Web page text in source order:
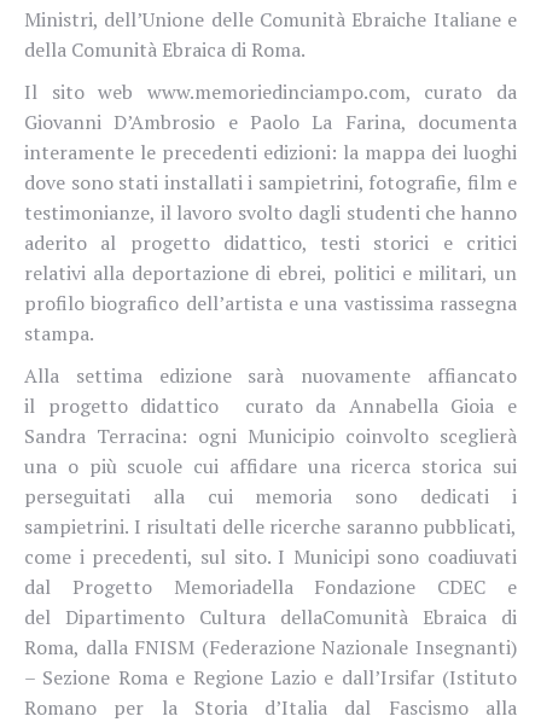
Ministri, dell’Unione delle Comunità Ebraiche Italiane e
della Comunità Ebraica di Roma.
Il sito web www.memoriedinciampo.com, curato da
Giovanni D’Ambrosio e Paolo La Farina, documenta
interamente le precedenti edizioni: la mappa dei luoghi
dove sono stati installati i sampietrini, fotografie, film e
testimonianze, il lavoro svolto dagli studenti che hanno
aderito al progetto didattico, testi storici e critici
relativi alla deportazione di ebrei, politici e militari, un
profilo biografico dell’artista e una vastissima rassegna
stampa.
Alla settima edizione sarà nuovamente affiancato
il progetto didattico curato da Annabella Gioia e
Sandra Terracina: ogni Municipio coinvolto sceglierà
una o più scuole cui affidare una ricerca storica sui
perseguitati alla cui memoria sono dedicati i
sampietrini. I risultati delle ricerche saranno pubblicati,
come i precedenti, sul sito. I Municipi sono coadiuvati
dal Progetto Memoriadella Fondazione CDEC e
del Dipartimento Cultura dellaComunità Ebraica di
Roma, dalla FNISM (Federazione Nazionale Insegnanti)
– Sezione Roma e Regione Lazio e dall’Irsifar (Istituto
Romano per la Storia d’Italia dal Fascismo alla